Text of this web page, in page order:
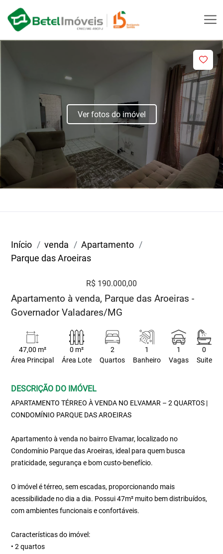
Ver fotos do imóvel
Início venda
Apartamento
Parque das Aroeiras
R$ 190.000,00
Apartamento à venda, Parque das Aroeiras -
Governador Valadares/MG
47,00 m²
Área Principal
0 m²
Área Lote
2
Quartos
1
Banheiro
1
Vagas
0
Suite
DESCRIÇÃO DO IMÓVEL
APARTAMENTO TÉRREO À VENDA NO ELVAMAR – 2 QUARTOS |
CONDOMÍNIO PARQUE DAS AROEIRAS
Apartamento à venda no bairro Elvamar, localizado no
Condomínio Parque das Aroeiras, ideal para quem busca
praticidade, segurança e bom custo-benefício.
O imóvel é térreo, sem escadas, proporcionando mais
acessibilidade no dia a dia. Possui 47m² muito bem distribuídos,
com ambientes funcionais e confortáveis.
Características do imóvel:
• 2 quartos